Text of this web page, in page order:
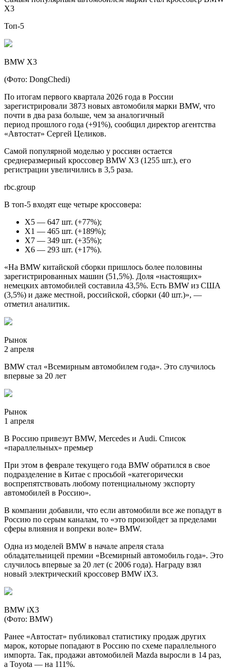
Х3
Топ-5
BMW Х3
(Фото: DongChedi)
По итогам первого квартала 2026 года в России
зарегистрировали 3873 новых автомобиля марки BMW, что
почти в два раза больше, чем за аналогичный
период прошлого года (+91%), сообщил директор агентства
«Автостат» Сергей Целиков.
Самой популярной моделью у россиян остается
среднеразмерный кроссовер BMW Х3 (1255 шт.), его
регистрации увеличились в 3,5 раза.
rbc.group
В топ-5 входят еще четыре кроссовера:
Х5 — 647 шт. (+77%);
Х1 — 465 шт. (+189%);
Х7 — 349 шт. (+35%);
Х6 — 293 шт. (+17%).
«На BMW китайской сборки пришлось более половины
зарегистрированных машин (51,5%). Доля «настоящих»
немецких автомобилей составила 43,5%. Есть BMW из США
(3,5%) и даже местной, российской, сборки (40 шт.)», —
отметил аналитик.
Рынок
2 апреля
BMW стал «Всемирным автомобилем года». Это случилось
впервые за 20 лет
Рынок
1 апреля
В Россию привезут BMW, Mercedes и Audi. Список
«параллельных» премьер
При этом в феврале текущего года BMW обратился в свое
подразделение в Китае с просьбой «категорически
воспрепятствовать любому потенциальному экспорту
автомобилей в Россию».
В компании добавили, что если автомобили все же попадут в
Россию по серым каналам, то «это произойдет за пределами
сферы влияния и вопреки воле» BMW.
Одна из моделей BMW в начале апреля стала
обладательницей премии «Всемирный автомобиль года». Это
случилось впервые за 20 лет (с 2006 года). Награду взял
новый электрический кроссовер BMW iX3.
BMW iX3
(Фото: BMW)
Ранее «Автостат» публиковал статистику продаж других
марок, которые попадают в Россию по схеме параллельного
импорта. Так, продажи автомобилей Mazda выросли в 14 раз,
а Toyota — на 111%.